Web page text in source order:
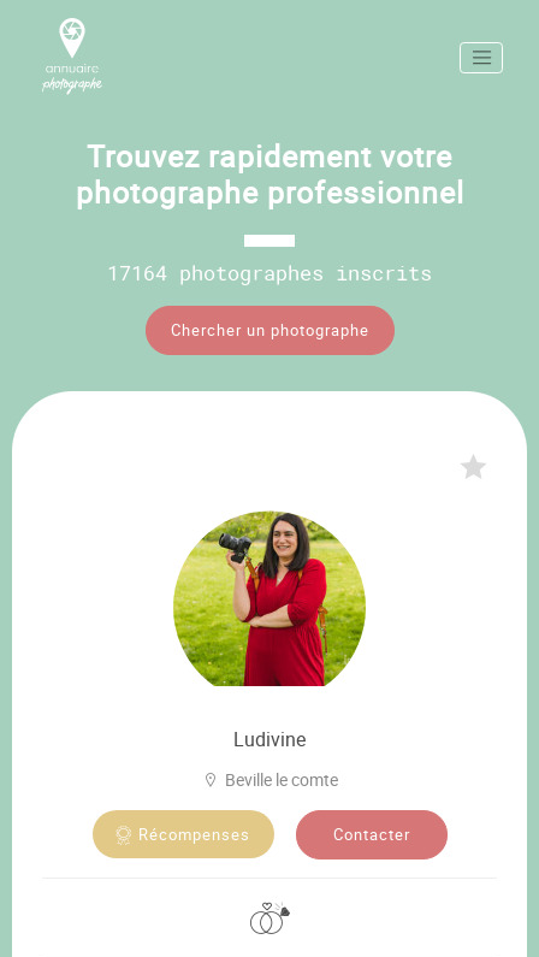
Trouvez rapidement votre
photographe professionnel
17164 photographes inscrits
Chercher un photographe
Ludivine
Beville le comte
Récompenses Contacter